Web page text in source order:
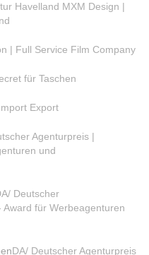
Havelland MXM Design |
| Full Service Film Company
für Taschen
Export
Agenturpreis |
und
Deutscher
für Werbeagenturen
DA/ Deutscher Agenturpreis